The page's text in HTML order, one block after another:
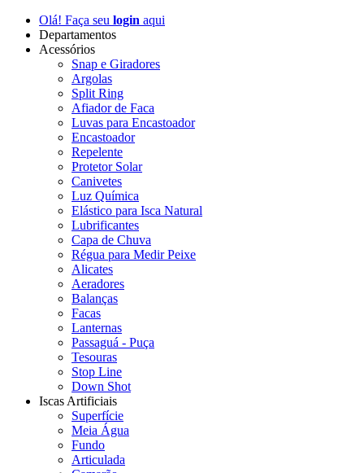
Olá! Faça seu login aqui
Departamentos
Acessórios
Snap e Giradores
Argolas
Split Ring
Afiador de Faca
Luvas para Encastoador
Encastoador
Repelente
Protetor Solar
Canivetes
Luz Química
Elástico para Isca Natural
Lubrificantes
Capa de Chuva
Régua para Medir Peixe
Alicates
Aeradores
Balanças
Facas
Lanternas
Passaguá - Puça
Tesouras
Stop Line
Down Shot
Iscas Artificiais
Superfície
Meia Água
Fundo
Articulada